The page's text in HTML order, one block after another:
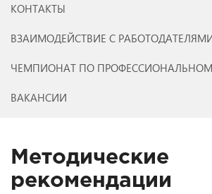
КОНТАКТЫ
ВЗАИМОДЕЙСТВИЕ С
ЧЕМПИОНАТ ПО
ВАКАНСИИ
Методические
рекомендации